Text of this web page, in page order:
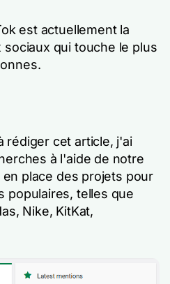
est actuellement la
qui touche le plus
rédiger cet article, j'ai
à l'aide de notre
place des projets pour
populaires, telles que
Nike, KitKat,